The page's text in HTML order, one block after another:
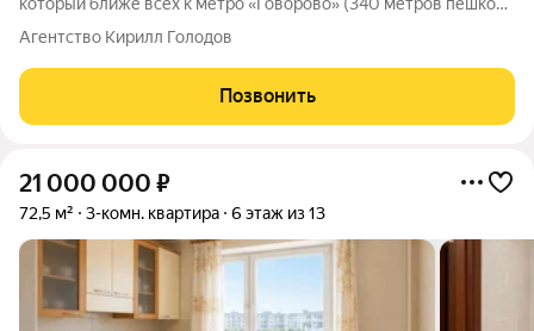
и к пруду (130 метров). Из окон открывается спокойный вид на
воду. Квартира имеет общую площадь 46,3 м без учёта
Агентство Кирилл Голодов
Позвонить
21 000 000 ₽
72,5 м² 3-комн. квартира 6 этаж из 13